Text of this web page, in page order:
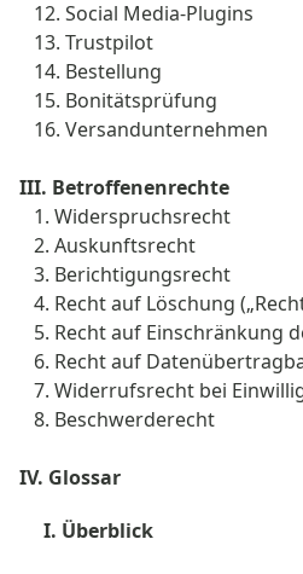
12. Social Media-Plugins
13. Trustpilot
14. Bestellung
15. Bonitätsprüfung
16. Versandunternehmen
III. Betroffenenrechte
1. Widerspruchsrecht
2. Auskunftsrecht
3. Berichtigungsrecht
4. Recht auf Löschung
5. Recht auf Einschränkung
6. Recht auf
7. Widerrufsrecht bei
8. Beschwerderecht
IV. Glossar
I. Überblick